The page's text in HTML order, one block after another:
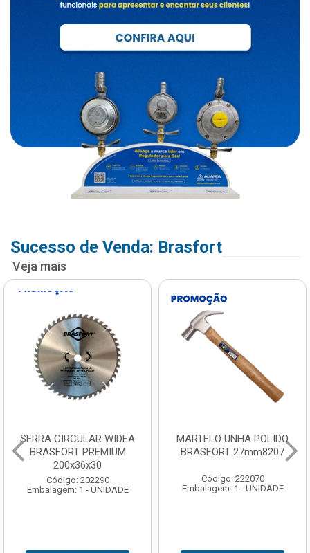
Sucesso de Venda: Brasfort
Veja mais
SERRA CIRCULAR WIDEA
BRASFORT PREMIUM
200x36x30
Código: 202290
Embalagem: 1 - UNIDADE
MARTELO UNHA POLIDO
BRASFORT 27mm8207
Código: 222070
Embalagem: 1 - UNIDADE